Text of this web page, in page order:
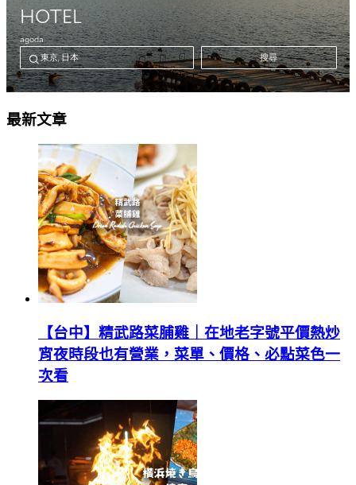
最新文章
【台中】精武路菜脯雞｜在地老字號平價熱炒
宵夜時段也有營業，菜單、價格、必點菜色一
次看